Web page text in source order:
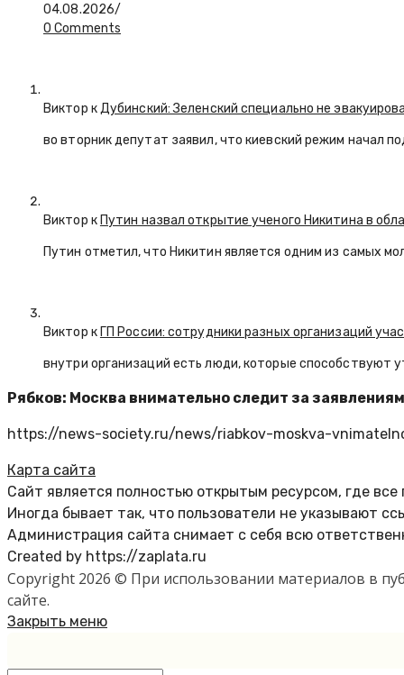
04.08.2026/
0 Comments
Виктор кДубинский: Зеленский специально не
во вторник депутат заявил, что киевский режим начал
Виктор к Путин назвал открытие ученого Никитина в
Путин отметил, что Никитин является одним из самых
Виктор к ГП России: сотрудники разных организаций
внутри организаций есть люди, которые способствуют
Рябков: Москва внимательно следит за
https://news-society.ru/news/riabkov-moskva-
Карта сайта
Сайт является полностью открытым ресурсом, где
Иногда бывает так, что пользователи не указывают
Администрация сайта снимает с себя всю
Created by https://zaplata.ru
Copyright 2026 © При использовании материалов в
сайте.
Закрыть меню